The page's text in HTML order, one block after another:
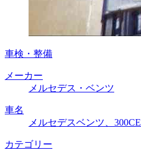
車検・整備
メーカー
メルセデス・ベンツ
車名
メルセデスベンツ、300CE
カテゴリー